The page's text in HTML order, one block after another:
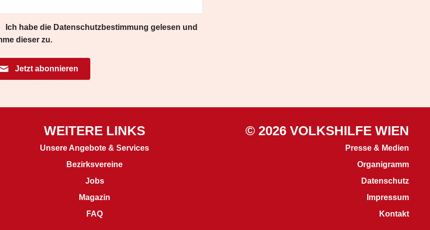
Ich habe die Datenschutzbestimmung gelesen und
dieser zu.
Jetzt abonnieren
WEITERE LINKS
Unsere Angebote & Services
Bezirksvereine
Jobs
Magazin
FAQ
© 2026 VOLKSHILFE WIEN
Presse & Medien
Organigramm
Datenschutz
Impressum
Kontakt